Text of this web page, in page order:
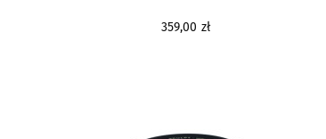
359,00 zł